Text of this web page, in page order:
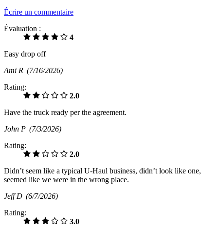
Écrire un commentaire
Évaluation :
4
Easy drop off
Ami R (7/16/2026)
Rating:
2.0
Have the truck ready per the agreement.
John P (7/3/2026)
Rating:
2.0
Didn’t seem like a typical U-Haul business, didn’t look like one,
seemed like we were in the wrong place.
Jeff D (6/7/2026)
Rating:
3.0